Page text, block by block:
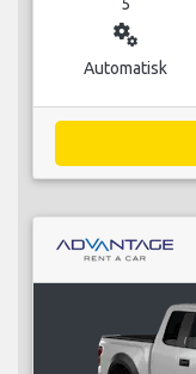
miscellaneous_services
Automatisk